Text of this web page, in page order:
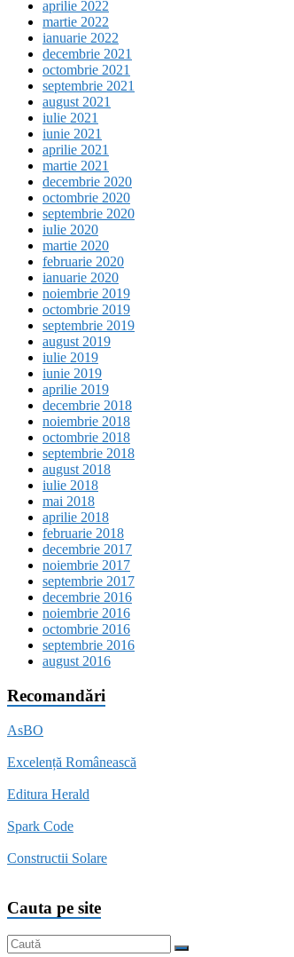
aprilie 2022
martie 2022
ianuarie 2022
decembrie 2021
octombrie 2021
septembrie 2021
august 2021
iulie 2021
iunie 2021
aprilie 2021
martie 2021
decembrie 2020
octombrie 2020
septembrie 2020
iulie 2020
martie 2020
februarie 2020
ianuarie 2020
noiembrie 2019
octombrie 2019
septembrie 2019
august 2019
iulie 2019
iunie 2019
aprilie 2019
decembrie 2018
noiembrie 2018
octombrie 2018
septembrie 2018
august 2018
iulie 2018
mai 2018
aprilie 2018
februarie 2018
decembrie 2017
noiembrie 2017
septembrie 2017
decembrie 2016
noiembrie 2016
octombrie 2016
septembrie 2016
august 2016
Recomandări
AsBO
Excelență Românească
Editura Herald
Spark Code
Constructii Solare
Cauta pe site